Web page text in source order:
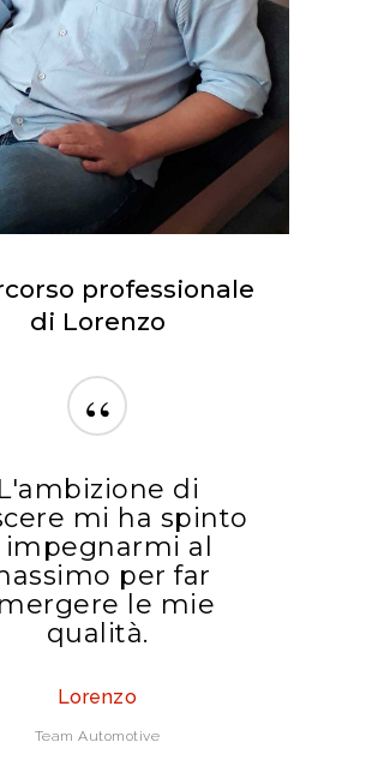
professionale
di Lorenzo
“
L'ambizione di
mi ha spinto
impegnarmi al
per far
le mie
qualità.
Lorenzo
Team Automotive